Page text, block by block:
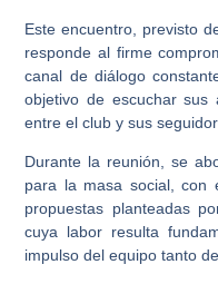
Este encuentro, previsto
responde al firme
canal de diálogo
objetivo de escuchar sus
entre el club y sus
Durante la reunión, se
para la masa social, con
propuestas planteadas
cuya labor resulta
impulso del equipo tanto